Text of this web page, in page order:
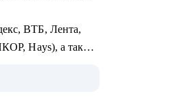
ВТБ, Лента,
Hays), а также
со всех